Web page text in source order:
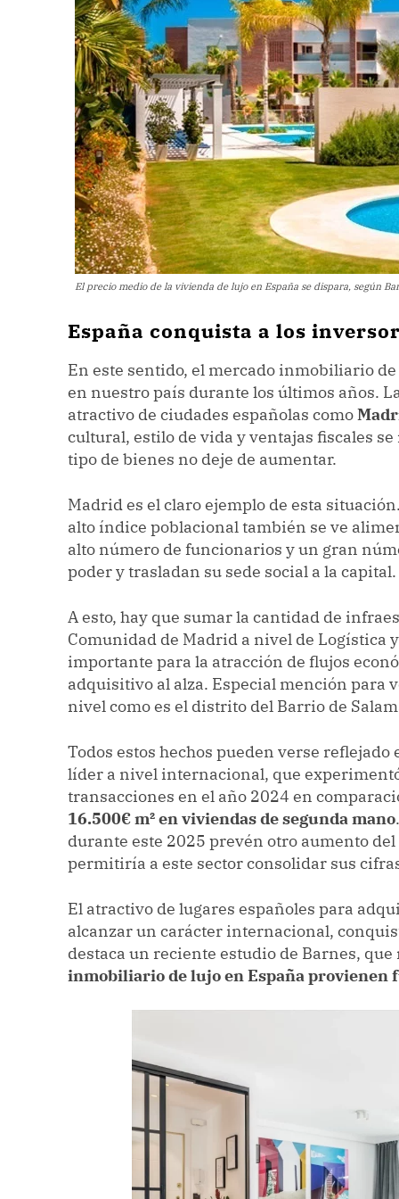
El precio medio de la vivienda de lujo en España se dispara, según
España conquista a los
En este sentido, el mercado inmobiliario
en nuestro país durante los últimos años.
atractivo de ciudades españolas como
cultural, estilo de vida y ventajas fiscales
tipo de bienes no deje de aumentar.
Madrid es el claro ejemplo de esta
alto índice poblacional también se ve
alto número de funcionarios y un gran
poder y trasladan su sede social a la capital.
A esto, hay que sumar la cantidad de
Comunidad de Madrid a nivel de Logística
importante para la atracción de flujos
adquisitivo al alza. Especial mención para
nivel como es el distrito del Barrio de
Todos estos hechos pueden verse reflejado
líder a nivel internacional, que
transacciones en el año 2024 en
16.500€m² en viviendas de segunda mano
durante este 2025 prevén otro aumento
permitiría a este sector consolidar sus
El atractivo de lugares españoles para
alcanzar un carácter internacional,
destaca un reciente estudio de Barnes,
inmobiliario de lujo en España provienen